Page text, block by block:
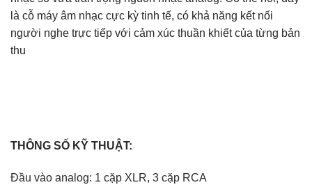
là cỗ máy âm nhạc cực kỳ tinh tế, có khả năng kết nối
người nghe trực tiếp với cảm xúc thuần khiết của từng bản
thu
THÔNG SỐ KỸ THUẬT:
Đầu vào analog: 1 cặp XLR, 3 cặp RCA